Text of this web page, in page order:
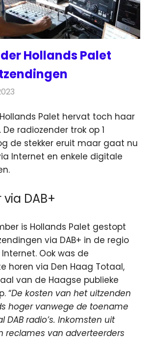
Hollands Palet
Palet hervat toch haar
radiozender trok op 1
de stekker eruit maar gaat nu
Internet en enkele digitale
DAB+
is Hollands Palet gestopt
via DAB+ in de regio
Ook was de
horen via Den Haag Totaal,
van de Haagse publieke
“De kosten van het uitzenden
hoger vanwege de toename
DAB radio’s. Inkomsten uit
reclames van adverteerders